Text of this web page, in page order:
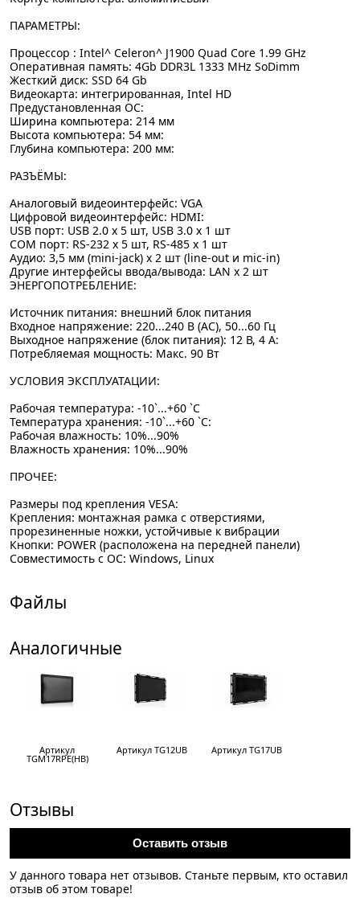
ПАРАМЕТРЫ:
Процессор : Intel^ Celeron^ J1900 Quad Core 1.99 GHz
Оперативная память: 4Gb DDR3L 1333 MHz SoDimm
Жесткий диск: SSD 64 Gb
Видеокарта: интегрированная, Intel HD
Предустановленная ОС:
Ширина компьютера: 214 мм
Высота компьютера: 54 мм:
Глубина компьютера: 200 мм:
РАЗЪЁМЫ:
Аналоговый видеоинтерфейс: VGA
Цифровой видеоинтерфейс: HDMI:
USB порт: USB 2.0 x 5 шт, USB 3.0 x 1 шт
COM порт: RS-232 x 5 шт, RS-485 x 1 шт
Аудио: 3,5 мм (mini-jack) x 2 шт (line-out и mic-in)
Другие интерфейсы ввода/вывода: LAN x 2 шт
ЭНЕРГОПОТРЕБЛЕНИЕ:
Источник питания: внешний блок питания
Входное напряжение: 220...240 В (AC), 50...60 Гц
Выходное напряжение (блок питания): 12 В, 4 А:
Потребляемая мощность: Макс. 90 Вт
УСЛОВИЯ ЭКСПЛУАТАЦИИ:
Рабочая температура: -10`...+60 `C
Температура хранения: -10`...+60 `C:
Рабочая влажность: 10%...90%
Влажность хранения: 10%...90%
ПРОЧЕЕ:
Размеры под крепления VESA:
Крепления: монтажная рамка с отверстиями,
прорезиненные ножки, устойчивые к вибрации
Кнопки: POWER (расположена на передней панели)
Совместимость с ОС: Windows, Linux
Файлы
Аналогичные
Артикул
TGM17RPE(HB)
Артикул TG12UB Артикул TG17UB
Отзывы
Оставить отзыв
У данного товара нет отзывов. Станьте первым, кто оставил
отзыв об этом товаре!